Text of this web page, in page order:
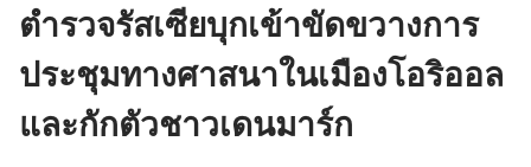
ตำรวจรัสเซียบุกเข้าขัดขวางการ
ประชุมทางศาสนาในเมืองโอริออล
และกักตัวชาวเดนมาร์ก